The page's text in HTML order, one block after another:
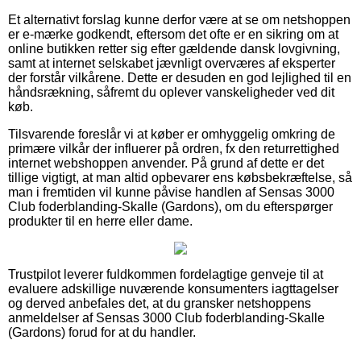
Et alternativt forslag kunne derfor være at se om netshoppen
er e-mærke godkendt, eftersom det ofte er en sikring om at
online butikken retter sig efter gældende dansk lovgivning,
samt at internet selskabet jævnligt overværes af eksperter
der forstår vilkårene. Dette er desuden en god lejlighed til en
håndsrækning, såfremt du oplever vanskeligheder ved dit
køb.
Tilsvarende foreslår vi at køber er omhyggelig omkring de
primære vilkår der influerer på ordren, fx den returrettighed
internet webshoppen anvender. På grund af dette er det
tillige vigtigt, at man altid opbevarer ens købsbekræftelse, så
man i fremtiden vil kunne påvise handlen af Sensas 3000
Club foderblanding-Skalle (Gardons), om du efterspørger
produkter til en herre eller dame.
Trustpilot leverer fuldkommen fordelagtige genveje til at
evaluere adskillige nuværende konsumenters iagttagelser
og derved anbefales det, at du gransker netshoppens
anmeldelser af Sensas 3000 Club foderblanding-Skalle
(Gardons) forud for at du handler.